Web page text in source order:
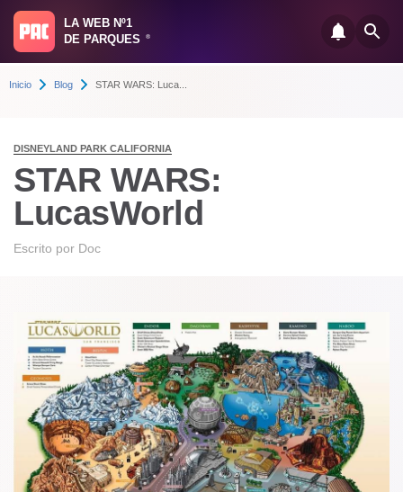
LA WEB Nº1
DE PARQUES
®
Inicio Blog STAR WARS: Luca...
DISNEYLAND PARK CALIFORNIA
STAR WARS:
LucasWorld
Escrito por Doc